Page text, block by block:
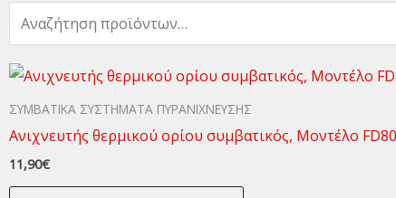
Αναζήτηση
για:
ΣΥΜΒΑΤΙΚΑ ΣΥΣΤΗΜΑΤΑ ΠΥΡΑΝΙΧΝΕΥΣΗΣ
Aνιχνευτής θερμικού ορίου συμβατικός, Μοντέλο
11,90€